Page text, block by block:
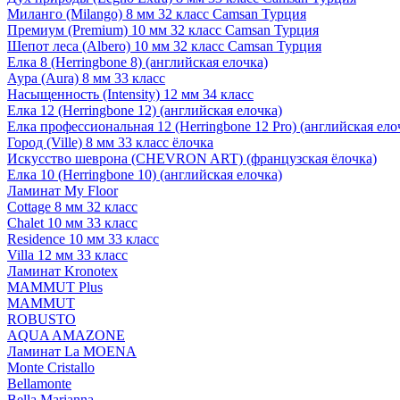
Миланго (Milango) 8 мм 32 класс Camsan Турция
Премиум (Premium) 10 мм 32 класс Camsan Турция
Шепот леса (Albero) 10 мм 32 класс Camsan Турция
Елка 8 (Herringbone 8) (английская елочка)
Аура (Aura) 8 мм 33 класс
Насыщенность (Intensity) 12 мм 34 класс
Елка 12 (Herringbone 12) (английская елочка)
Елка профессиональная 12 (Herringbone 12 Pro) (английская
Город (Ville) 8 мм 33 класс ёлочка
Искусство шеврона (CHEVRON ART) (французская ёлочка)
Елка 10 (Herringbone 10) (английская елочка)
Ламинат My Floor
Cottage 8 мм 32 класс
Chalet 10 мм 33 класс
Residence 10 мм 33 класс
Villa 12 мм 33 класс
Ламинат Kronotex
MAMMUT Plus
MAMMUT
ROBUSTO
AQUA AMAZONE
Ламинат La MOENA
Monte Cristallo
Bellamonte